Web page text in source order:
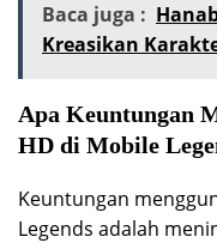
Baca juga :
Kreasikan
Apa Keuntungan
HD di Mobile
Keuntungan
Legends adalah